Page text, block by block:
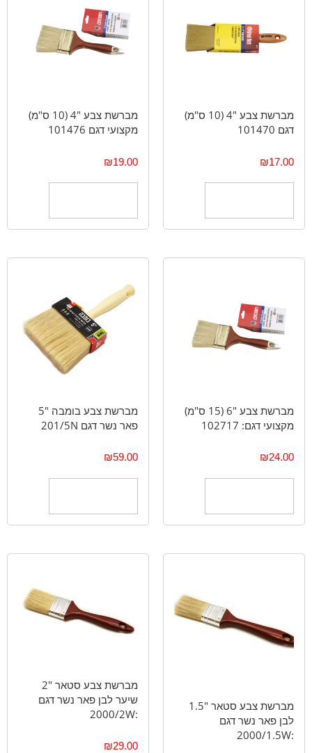
מברשת צבע "4 (10 ס"מ)
דגם 101470
₪17.00
מברשת צבע "4 (10 ס"מ)
מקצועי דגם 101476
₪19.00
מברשת צבע "6 (15 ס"מ)
מקצועי דגם: 102717
₪24.00
מברשת צבע בומבה "5
פאר נשר דגם 201/5N
₪59.00
מברשת צבע סטאר "1.5
לבן פאר נשר דגם
:2000/1.5W
מברשת צבע סטאר "2
שיער לבן פאר נשר דגם
:2000/2W
₪29.00